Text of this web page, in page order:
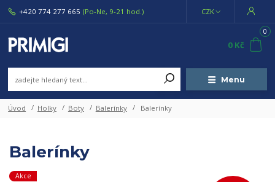
Menu
CZK
+420 774 277 665 (Po-Ne, 9-21 hod.)
0
0 Kč
Úvod Holky Boty Balerínky Balerínky
Balerínky
Akce